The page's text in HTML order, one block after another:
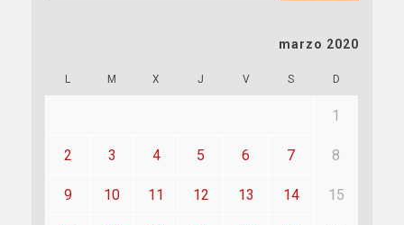
marzo 2020
L M X J V S D
1
2 3 4 5 6 7 8
9 10 11 12 13 14 15